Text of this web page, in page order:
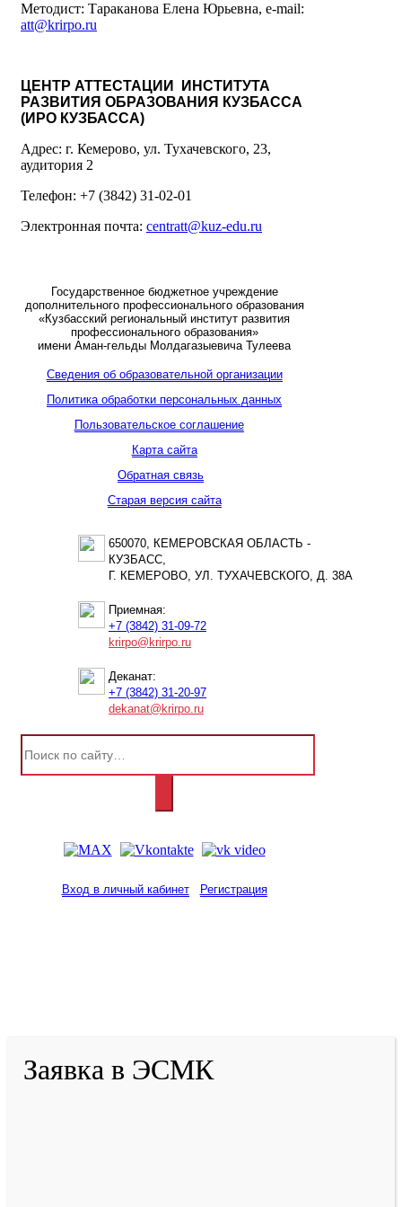
Методист: Тараканова Елена Юрьевна, e-mail:
att@krirpo.ru
ЦЕНТР АТТЕСТАЦИИ ИНСТИТУТА
РАЗВИТИЯ ОБРАЗОВАНИЯ КУЗБАССА
(ИРО КУЗБАССА)
Адрес: г. Кемерово, ул. Тухачевского, 23,
аудитория 2
Телефон: +7 (3842) 31-02-01
Электронная почта: centratt@kuz-edu.ru
Государственное бюджетное учреждение
дополнительного профессионального образования
«Кузбасский региональный институт развития
профессионального образования»
имени Аман-гельды Молдагазыевича Тулеева
Сведения об образовательной организации
Политика обработки персональных данных
Пользовательское соглашение
Карта сайта
Обратная связь
Старая версия сайта
650070, КЕМЕРОВСКАЯ ОБЛАСТЬ -
КУЗБАСС,
Г. КЕМЕРОВО, УЛ. ТУХАЧЕВСКОГО, Д. 38А
Приемная:
+7 (3842) 31-09-72
krirpo@krirpo.ru
Деканат:
+7 (3842) 31-20-97
dekanat@krirpo.ru
Вход в личный кабинет Регистрация
Заявка в ЭСМК